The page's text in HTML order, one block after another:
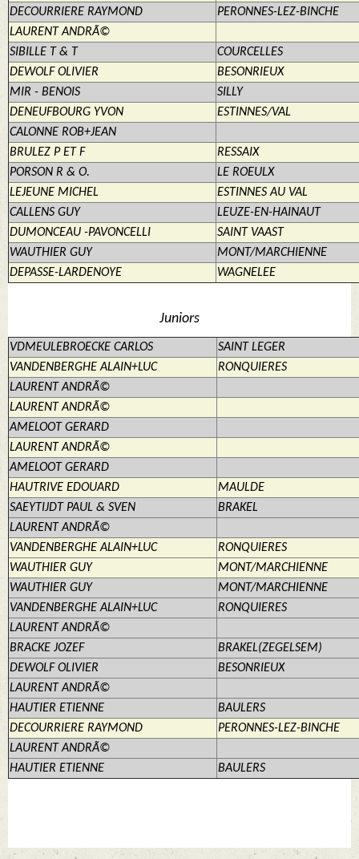
DECOURRIERE RAYMOND
PERONNES-LEZ-BINCHE
LAURENT ANDRÃ©
SIBILLE T & T
COURCELLES
DEWOLF OLIVIER
BESONRIEUX
MIR - BENOIS
SILLY
DENEUFBOURG YVON
ESTINNES/VAL
CALONNE ROB+JEAN
BRULEZ P ET F
RESSAIX
PORSON R & O.
LE ROEULX
LEJEUNE MICHEL
ESTINNES AU VAL
CALLENS GUY
LEUZE-EN-HAINAUT
DUMONCEAU -PAVONCELLI
SAINT VAAST
WAUTHIER GUY
MONT/MARCHIENNE
DEPASSE-LARDENOYE
WAGNELEE
Juniors
VDMEULEBROECKE CARLOS
SAINT LEGER
VANDENBERGHE ALAIN+LUC
RONQUIERES
LAURENT ANDRÃ©
LAURENT ANDRÃ©
AMELOOT GERARD
LAURENT ANDRÃ©
AMELOOT GERARD
HAUTRIVE EDOUARD
MAULDE
SAEYTIJDT PAUL & SVEN
BRAKEL
LAURENT ANDRÃ©
VANDENBERGHE ALAIN+LUC
RONQUIERES
WAUTHIER GUY
MONT/MARCHIENNE
WAUTHIER GUY
MONT/MARCHIENNE
VANDENBERGHE ALAIN+LUC
RONQUIERES
LAURENT ANDRÃ©
BRACKE JOZEF
BRAKEL(ZEGELSEM)
DEWOLF OLIVIER
BESONRIEUX
LAURENT ANDRÃ©
HAUTIER ETIENNE
BAULERS
DECOURRIERE RAYMOND
PERONNES-LEZ-BINCHE
LAURENT ANDRÃ©
HAUTIER ETIENNE
BAULERS